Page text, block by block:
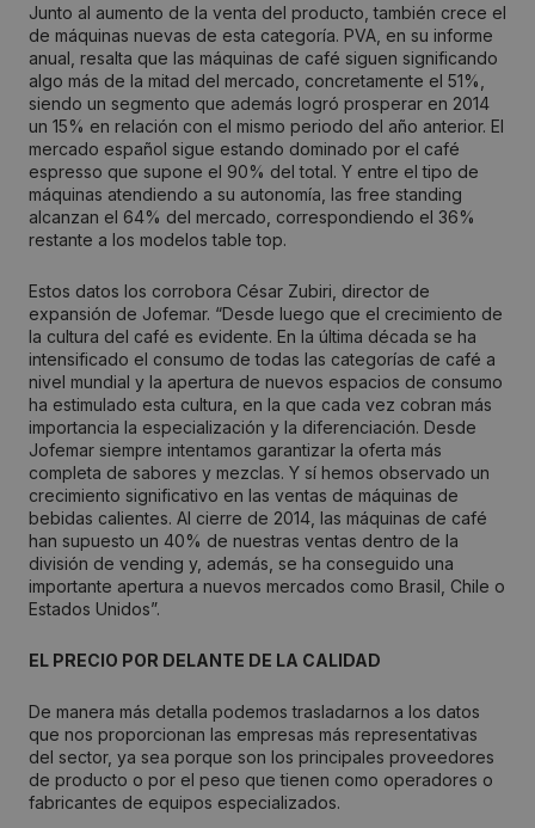
Junto al aumento de la venta del producto, también crece el
de máquinas nuevas de esta categoría. PVA, en su informe
anual, resalta que las máquinas de café siguen significando
algo más de la mitad del mercado, concretamente el 51%,
siendo un segmento que además logró prosperar en 2014
un 15% en relación con el mismo periodo del año anterior. El
mercado español sigue estando dominado por el café
espresso que supone el 90% del total. Y entre el tipo de
máquinas atendiendo a su autonomía, las free standing
alcanzan el 64% del mercado, correspondiendo el 36%
restante a los modelos table top.
Estos datos los corrobora César Zubiri, director de
expansión de Jofemar. “Desde luego que el crecimiento de
la cultura del café es evidente. En la última década se ha
intensificado el consumo de todas las categorías de café a
nivel mundial y la apertura de nuevos espacios de consumo
ha estimulado esta cultura, en la que cada vez cobran más
importancia la especialización y la diferenciación. Desde
Jofemar siempre intentamos garantizar la oferta más
completa de sabores y mezclas. Y sí hemos observado un
crecimiento significativo en las ventas de máquinas de
bebidas calientes. Al cierre de 2014, las máquinas de café
han supuesto un 40% de nuestras ventas dentro de la
división de vending y, además, se ha conseguido una
importante apertura a nuevos mercados como Brasil, Chile o
Estados Unidos”.
EL PRECIO POR DELANTE DE LA CALIDAD
De manera más detalla podemos trasladarnos a los datos
que nos proporcionan las empresas más representativas
del sector, ya sea porque son los principales proveedores
de producto o por el peso que tienen como operadores o
fabricantes de equipos especializados.